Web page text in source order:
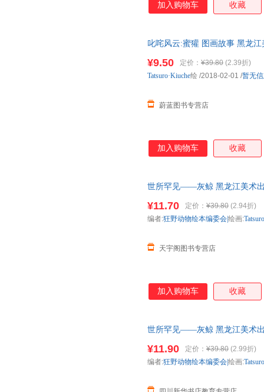
加入购物车 收藏
叱咤风云:蜜獾 图画故事 黑龙
¥9.50 定价： ¥39.80 (2.39折)
蔚蓝图书专营店
Tatsuro·Kiuche绘 /2018-02-01 /暂无
加入购物车 收藏
世所罕见——灰鲸 黑龙江美术
¥11.70 定价： ¥39.80 (2.94折)
天宇阁图书专营店
编者:狂野动物绘本编委会|绘画:Tatsuro
加入购物车 收藏
世所罕见——灰鲸 黑龙江美术
¥11.90 定价： ¥39.80 (2.99折)
编者:狂野动物绘本编委会|绘画:Tatsuro